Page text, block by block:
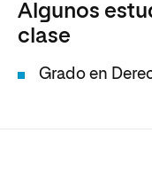
Algunos
clase
Grado en